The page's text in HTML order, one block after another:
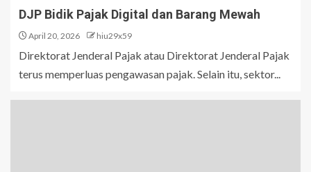
DJP Bidik Pajak Digital dan Barang Mewah
April 20, 2026 hiu29x59
Direktorat Jenderal Pajak atau Direktorat Jenderal Pajak
terus memperluas pengawasan pajak. Selain itu, sektor...